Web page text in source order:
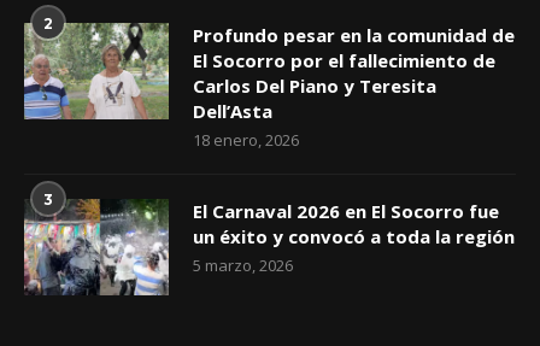
2
Profundo pesar en la comunidad de
El Socorro por el fallecimiento de
Carlos Del Piano y Teresita
Dell’Asta
18 enero, 2026
3
El Carnaval 2026 en El Socorro fue
un éxito y convocó a toda la región
5 marzo, 2026